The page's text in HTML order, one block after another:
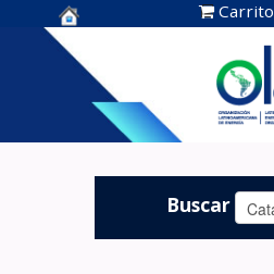
Centro de
Documentación
OLADE -
Carrito
Buscar